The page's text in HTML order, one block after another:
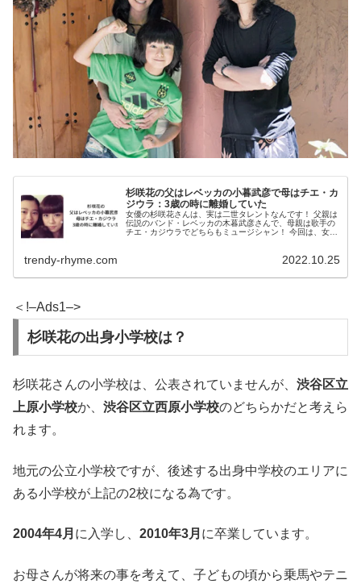
杉咲花の父はレベッカの小暮武彦で母はチエ・カ
ジウラ：3歳の時に離婚していた
女優の杉咲花さんは、実は二世タレントなんです！ 父親は
伝説のバンド・レベッカの木暮武彦さんで、母親は歌手の
チエ・カジウラでどちらもミュージシャン！ 今回は、女優
trendy-rhyme.com 2022.10.25
＜!–Ads1–>
杉咲花の出身小学校は？
杉咲花さんの小学校は、公表されていませんが、 渋谷区立
上原小学校か、 渋谷区立西原小学校のどちらかだと考えら
れます。
地元の公立小学校ですが、後述する出身中学校のエリアに
ある小学校が上記の2校になる為です。
2004年4月 に入学し、 2010年3月 に卒業しています。
お母さんが将来の事を考えて、子どもの頃から乗馬やテニ